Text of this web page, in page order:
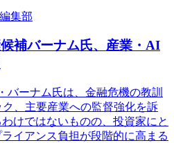
集部
補バーナム氏、産業・AI
バーナム氏は、金融危機の教訓
、主要産業への監督強化を訴
けではないものの、投資家にと
イアンス負担が段階的に高まる